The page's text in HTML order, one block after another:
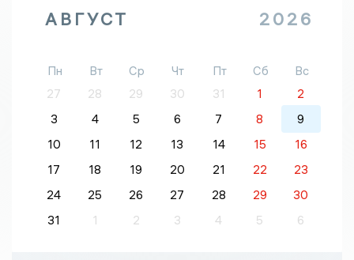
АВГУСТ 2026
Пн Вт Ср Чт Пт Сб
Вс
27
28 29 30 31 1
2
3
4 5 6 7 8
9
10
11 12 13 14 15
16
17
18 19 20 21 22
23
24
25 26 27 28 29
30
31
1 2 3 4 5 6